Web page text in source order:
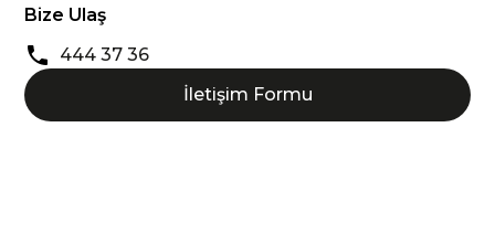
Bize Ulaş
444 37 36
İletişim Formu